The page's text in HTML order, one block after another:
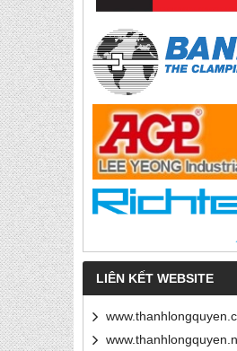
LIÊN KẾT WEBSITE